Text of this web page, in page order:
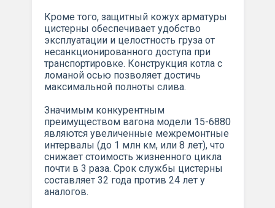
Кроме того, защитный кожух арматуры
цистерны обеспечивает удобство
эксплуатации и целостность груза от
несанкционированного доступа при
транспортировке. Конструкция котла с
ломаной осью позволяет достичь
максимальной полноты слива.
Значимым конкурентным
преимуществом вагона модели 15-6880
являются увеличенные межремонтные
интервалы (до 1 млн км, или 8 лет), что
снижает стоимость жизненного цикла
почти в 3 раза. Срок службы цистерны
составляет 32 года против 24 лет у
аналогов.